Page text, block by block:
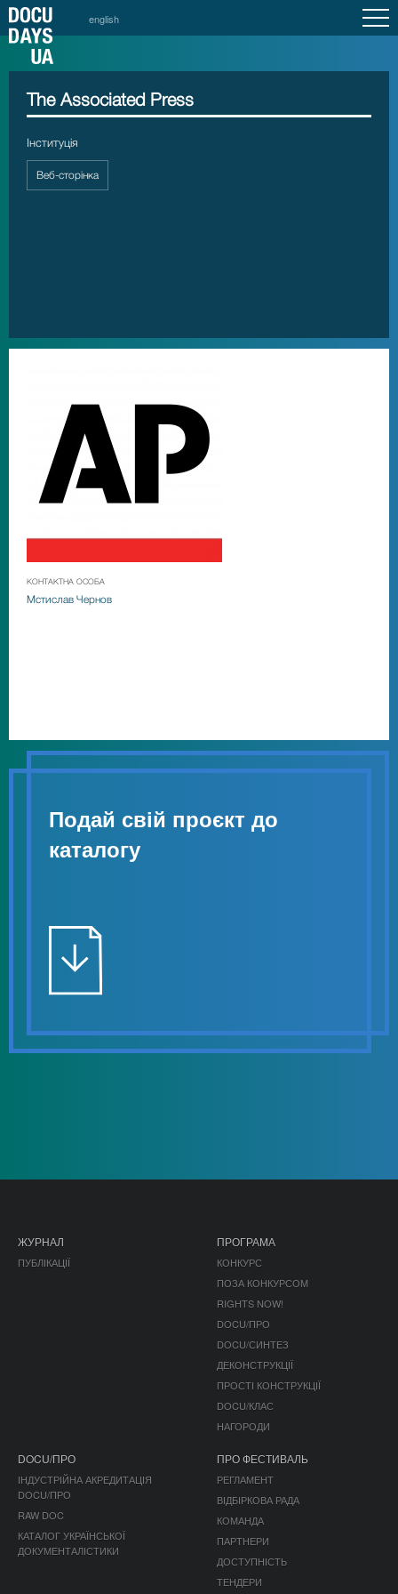
english
The Associated Press
Інституція
Веб-сторінка
КОНТАКТНА ОСОБА
Мстислав Чернов
Подай свій проєкт до
каталогу
ЖУРНАЛ
ПУБЛІКАЦІЇ
ПРОГРАМА
КОНКУРС
ПОЗА КОНКУРСОМ
RIGHTS NOW!
DOCU/ПРО
DOCU/СИНТЕЗ
ДЕКОНСТРУКЦІЇ
ПРОСТІ КОНСТРУКЦІЇ
DOCU/КЛАС
НАГОРОДИ
DOCU/ПРО
ІНДУСТРІЙНА АКРЕДИТАЦІЯ
DOCU/ПРО
RAW DOC
КАТАЛОГ УКРАЇНСЬКОЇ
ДОКУМЕНТАЛІСТИКИ
ПРО ФЕСТИВАЛЬ
РЕГЛАМЕНТ
ВІДБІРКОВА РАДА
КОМАНДА
ПАРТНЕРИ
ДОСТУПНІСТЬ
ТЕНДЕРИ